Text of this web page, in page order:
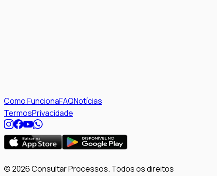
Como FuncionaFAQNotícias
TermosPrivacidade
© 2026 Consultar Processos. Todos os direitos